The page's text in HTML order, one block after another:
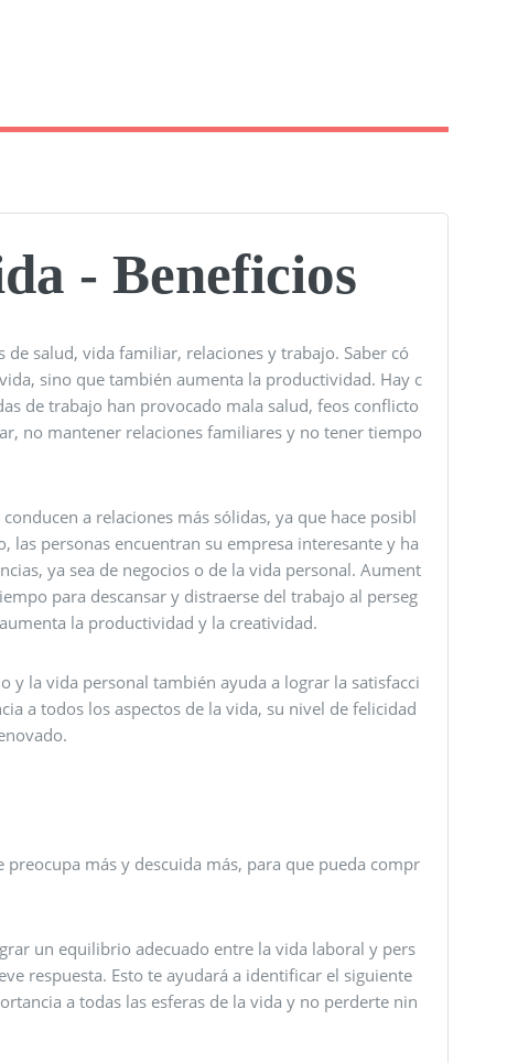
- Beneficios
salud, vida familiar, relaciones y trabajo. Saber có
sino que también aumenta la productividad. Hay c
de trabajo han provocado mala salud, feos conflicto
no mantener relaciones familiares y no tener tiempo
a relaciones más sólidas, ya que hace posibl
personas encuentran su empresa interesante y ha
ya sea de negocios o de la vida personal. Aument
para descansar y distraerse del trabajo al perseg
la productividad y la creatividad.
la vida personal también ayuda a lograr la satisfacci
a todos los aspectos de la vida, su nivel de felicidad
más y descuida más, para que pueda compr
un equilibrio adecuado entre la vida laboral y pers
respuesta. Esto te ayudará a identificar el siguiente
a todas las esferas de la vida y no perderte nin